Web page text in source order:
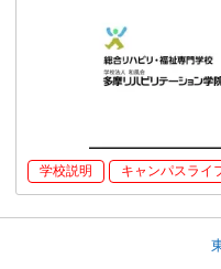
学校説明 キャンパスライ